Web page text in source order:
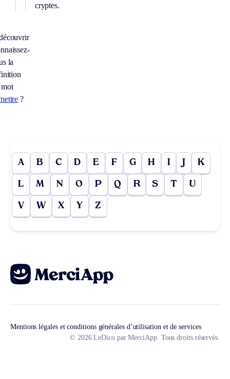
cryptes.
la
?
A B C D E F G H I J K
L M N O P Q R S T U
V W X Y Z
Mentions légales et conditions générales d’utilisation et de services
© 2026 LeDico par MerciApp. Tous droits réservés.